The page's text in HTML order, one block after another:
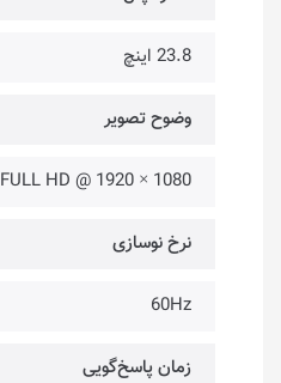
23.8 اینچ
وضوح تصویر
FULL HD @ 1920 × 1080
نرخ نوسازی
60Hz
زمان پاسخ‌گویی